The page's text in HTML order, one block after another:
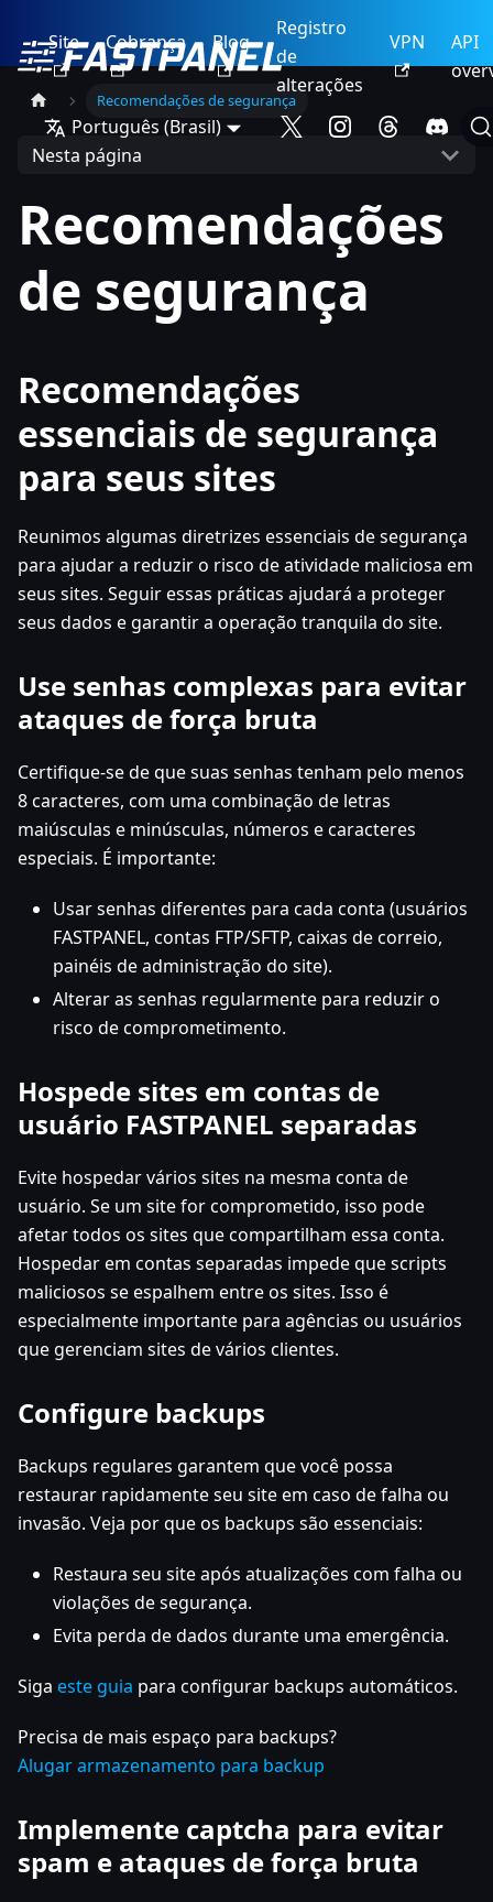
Site Cobrança Blog
Registro
de
alterações
VPN
API
Português (Brasil)
Recomendações de segurança
Nesta página
Recomendações
de segurança
Recomendações
essenciais de segurança
para seus sites
Reunimos algumas diretrizes essenciais de segurança
para ajudar a reduzir o risco de atividade maliciosa em
seus sites. Seguir essas práticas ajudará a proteger
seus dados e garantir a operação tranquila do site.
Use senhas complexas para evitar
ataques de força bruta
Certifique-se de que suas senhas tenham pelo menos
8 caracteres, com uma combinação de letras
maiúsculas e minúsculas, números e caracteres
especiais. É importante:
Usar senhas diferentes para cada conta (usuários
FASTPANEL, contas FTP/SFTP, caixas de correio,
painéis de administração do site).
Alterar as senhas regularmente para reduzir o
risco de comprometimento.
Hospede sites em contas de
usuário FASTPANEL separadas
Evite hospedar vários sites na mesma conta de
usuário. Se um site for comprometido, isso pode
afetar todos os sites que compartilham essa conta.
Hospedar em contas separadas impede que scripts
maliciosos se espalhem entre os sites. Isso é
especialmente importante para agências ou usuários
que gerenciam sites de vários clientes.
Configure backups
Backups regulares garantem que você possa
restaurar rapidamente seu site em caso de falha ou
invasão. Veja por que os backups são essenciais:
Restaura seu site após atualizações com falha ou
violações de segurança.
Evita perda de dados durante uma emergência.
Siga este guia para configurar backups automáticos.
Precisa de mais espaço para backups?
Alugar armazenamento para backup
Implemente captcha para evitar
spam e ataques de força bruta